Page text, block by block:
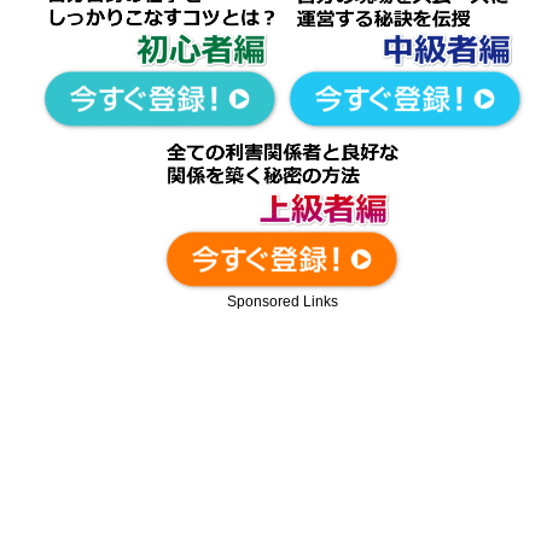
Sponsored Links